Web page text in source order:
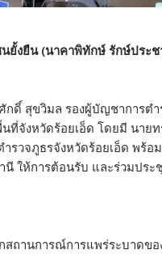
งยืน (นาคาพิทักษ์ รักษ์ประช
กดิ์ สุขวิมล รองผู้บัญชาการ
จังหวัดร้อยเอ็ด โดยมี นายท
รวจภูธรจังหวัดร้อยเอ็ด พร้อ
นี ให้การต้อนรับ และร่วมป
สถานการณ์การแพร่ระบาด